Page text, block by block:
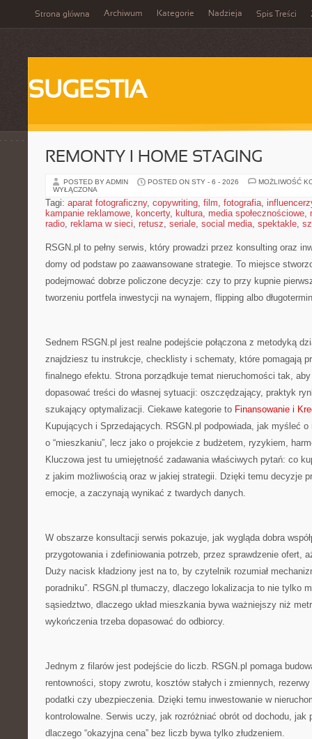
Strona główna Archiwum Kategorie Nadzieja Spis Treści
SUGESTIA
REMONTY I HOME STAGING
POSTED BY ADMIN POSTED ON STY - 6 - 2026
MOŻLIWOŚĆ
WYŁĄCZONA
Tagi: aparat fotograficzny, copywriting, film, fotografia,
kampanie reklamowe, koncerty, kultura, media społecznościowe,
radio, reklama w sieci, retusz, seriale, social media, spektakle,
RSGN.pl to pełny serwis, który prowadzi przez konsulting oraz
domy od podstaw po zaawansowane strategie. To miejsce
podejmować dobrze policzone decyzje: czy to przy kupnie
tworzeniu portfela inwestycji na wynajem, flipping albo
Sednem RSGN.pl jest realne podejście połączona z metodyką
znajdziesz tu instrukcje, checklisty i schematy, które pomagają
finalnego efektu. Strona porządkuje temat nieruchomości tak, aby
dopasować treści do własnej sytuacji: oszczędzający, praktyk
szukający optymalizacji. Ciekawe kategorie to Finansowanie i
Kupujących i Sprzedających. RSGN.pl podpowiada, jak myśleć
o “mieszkaniu”, lecz jako o projekcie z budżetem, ryzykiem,
Kluczowa jest tu umiejętność zadawania właściwych pytań: co
z jakim możliwością oraz w jakiej strategii. Dzięki temu decyzje
emocje, a zaczynają wynikać z twardych danych.
W obszarze konsultacji serwis pokazuje, jak wygląda dobra
przygotowania i zdefiniowania potrzeb, przez sprawdzenie ofert,
Duży nacisk kładziony jest na to, by czytelnik rozumiał
poradniku”. RSGN.pl tłumaczy, dlaczego lokalizacja to nie tylko
sąsiedztwo, dlaczego układ mieszkania bywa ważniejszy niż
wykończenia trzeba dopasować do odbiorcy.
Jednym z filarów jest podejście do liczb. RSGN.pl pomaga
rentowności, stopy zwrotu, kosztów stałych i zmiennych,
podatki czy ubezpieczenia. Dzięki temu inwestowanie w
kontrolowalne. Serwis uczy, jak rozróżniać obrót od dochodu, jak
dlaczego “okazyjna cena” bez liczb bywa tylko złudzeniem.